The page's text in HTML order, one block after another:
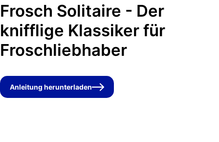
Frosch Solitaire - Der
knifflige Klassiker für
Froschliebhaber
Anleitung herunterladen